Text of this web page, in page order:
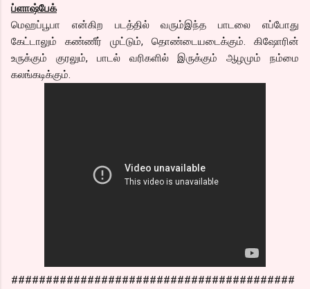
ப்ளாஷ்பேக்
மெஹப்பூபா என்கிற படத்தில் வரும்இந்த பாடலை எப்போது
கேட்டாலும் கண்ணீர் முட்டும், தொண்டையடைக்கும். கிஷோரின்
உருக்கும் குரலும், பாடல் வரிகளில் இருக்கும் ஆழமும் நம்மை
கலங்கடிக்கும்.
#########################################